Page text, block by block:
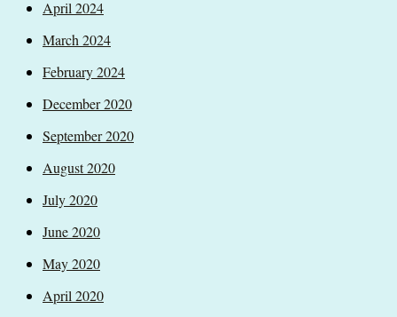
April 2024
March 2024
February 2024
December 2020
September 2020
August 2020
July 2020
June 2020
May 2020
April 2020